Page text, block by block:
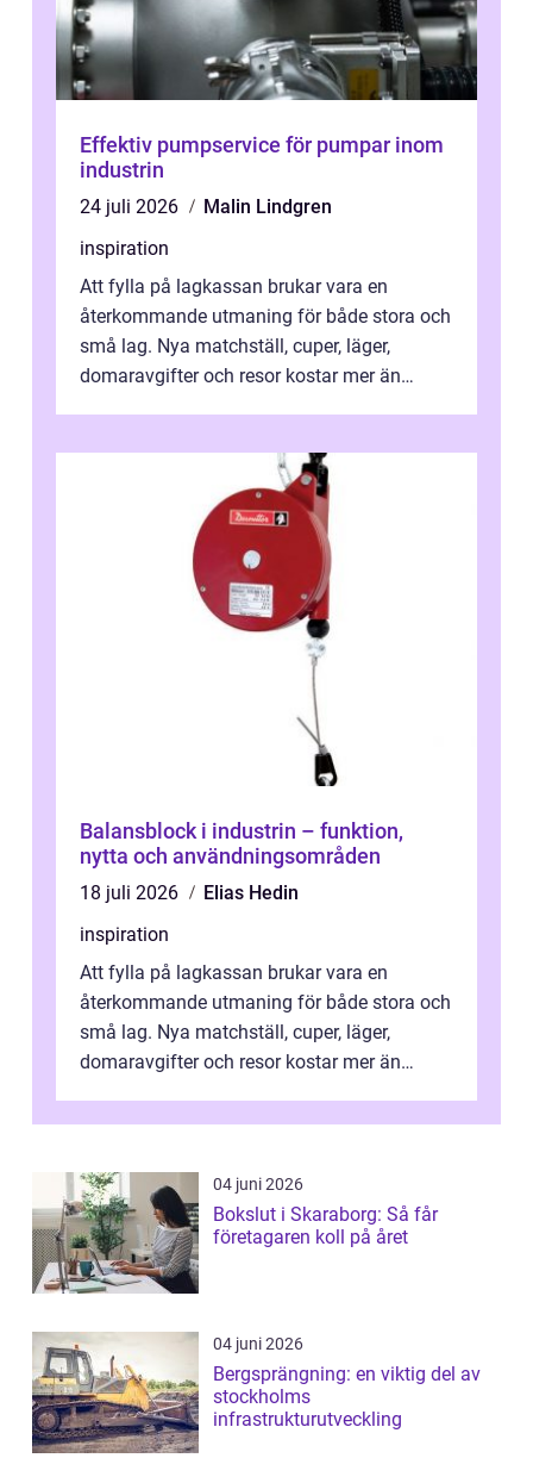
Effektiv pumpservice för pumpar inom
industrin
24 juli 2026
Malin Lindgren
inspiration
Att fylla på lagkassan brukar vara en
återkommande utmaning för både stora och
små lag. Nya matchställ, cuper, läger,
domaravgifter och resor kostar mer än
Balansblock i industrin – funktion,
nytta och användningsområden
18 juli 2026
Elias Hedin
inspiration
Att fylla på lagkassan brukar vara en
återkommande utmaning för både stora och
små lag. Nya matchställ, cuper, läger,
domaravgifter och resor kostar mer än
behöver...
04 juni 2026
Bokslut i Skaraborg: Så får
företagaren koll på året
04 juni 2026
Bergsprängning: en viktig del av
stockholms
infrastrukturutveckling